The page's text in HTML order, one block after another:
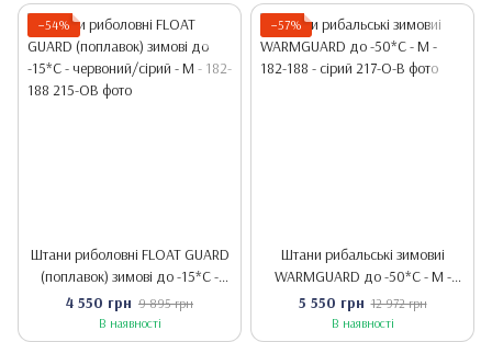
−54%
Штани риболовні FLOAT GUARD
(поплавок) зимові до -15*С -
червоний/сірий - М - 182-188
4 550 грн 9 895 грн
В наявності
−57%
Штани рибальські зимовиі
WARMGUARD до -50*С - М -
182-188 - сірий
5 550 грн 12 972 грн
В наявності